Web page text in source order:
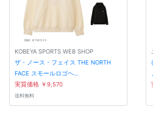
KOBEYA SPORTS WEB SHOP
ザ・ノース・フェイス THE NORTH
FACE スモールロゴヘ…
実質価格 ￥9,570
送料無料